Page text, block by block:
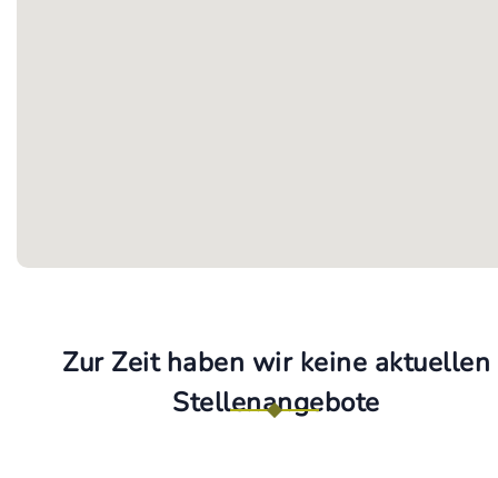
Zur Zeit haben wir keine aktuellen
Stellenangebote